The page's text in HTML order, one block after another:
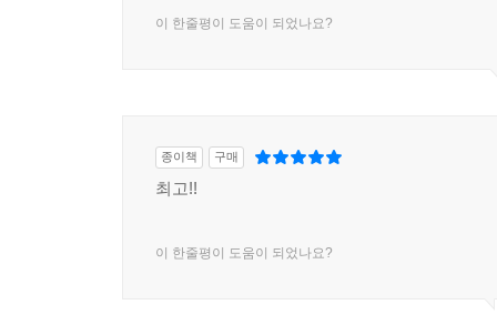
이 한줄평이 도움이 되었나요?
종이책 구매
최고!!
이 한줄평이 도움이 되었나요?